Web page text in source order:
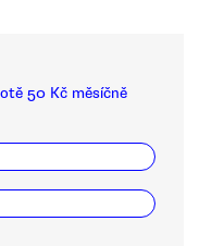
50 Kč měsíčně